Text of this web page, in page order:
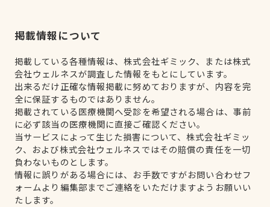
掲載情報について
掲載している各種情報は、株式会社ギミック、または株式
会社ウェルネスが調査した情報をもとにしています。
出来るだけ正確な情報掲載に努めておりますが、内容を完
全に保証するものではありません。
掲載されている医療機関へ受診を希望される場合は、事前
に必ず該当の医療機関に直接ご確認ください。
当サービスによって生じた損害について、株式会社ギミッ
ク、および株式会社ウェルネスではその賠償の責任を一切
負わないものとします。
情報に誤りがある場合には、お手数ですがお問い合わせフ
ォームより編集部までご連絡をいただけますようお願いい
たします。